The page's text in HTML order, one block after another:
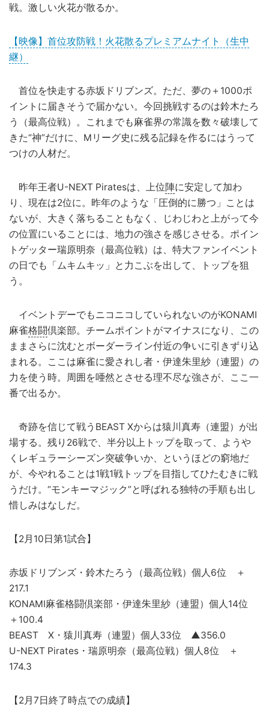
戦。激しい火花が散るか。
【映像】首位攻防戦！火花散るプレミアムナイト（生中
継）
首位を快走する赤坂ドリブンズ。ただ、夢の＋1000ポ
イントに届きそうで届かない。今回挑戦するのは鈴木たろ
う（最高位戦）。これまでも麻雀界の常識を数々破壊して
きた“神”だけに、Mリーグ史に残る記録を作るにはうって
つけの人材だ。
昨年王者U-NEXT Piratesは、上位陣に安定して加わ
り、現在は2位に。昨年のような「圧倒的に勝つ」ことは
ないが、大きく落ちることもなく、じわじわと上がって今
の位置にいることには、地力の強さを感じさせる。ポイン
トゲッター瑞原明奈（最高位戦）は、特大ファンイベント
の日でも「ムキムキッ」と力こぶを出して、トップを狙
う。
イベントデーでもニコニコしていられないのがKONAMI
麻雀格闘倶楽部。チームポイントがマイナスになり、この
ままさらに沈むとボーダーライン付近の争いに引きずり込
まれる。ここは麻雀に愛されし者・伊達朱里紗（連盟）の
力を使う時。周囲を唖然とさせる理不尽な強さが、ここ一
番で出るか。
奇跡を信じて戦うBEAST Xからは猿川真寿（連盟）が出
場する。残り26戦で、半分以上トップを取って、ようや
くレギュラーシーズン突破争いか、というほどの窮地だ
が、今やれることは1戦1戦トップを目指してひたむきに戦
うだけ。“モンキーマジック”と呼ばれる独特の手順も出し
惜しみはなしだ。
【2月10日第1試合】
赤坂ドリブンズ・鈴木たろう（最高位戦）個人6位 ＋
217.1
KONAMI麻雀格闘倶楽部・伊達朱里紗（連盟）個人14位
＋100.4
BEAST X・猿川真寿（連盟）個人33位 ▲356.0
U-NEXT Pirates・瑞原明奈（最高位戦）個人8位 ＋
174.3
【2月7日終了時点での成績】